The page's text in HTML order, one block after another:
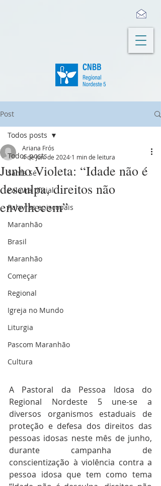
Post
Todos posts
Santa Sé
Palavra oficial
Palavras episcopais
Maranhão
Brasil
Maranhão
Começar
Regional
Igreja no Mundo
Liturgia
Pascom Maranhão
Cultura
Todos posts
Junho Violeta: “Idade não é
desculpa, direitos não
envelhecem”
Ariana Frós
4 de jun. de 2024 1 min de leitura
A Pastoral da Pessoa Idosa do
Regional Nordeste 5 une-se a
diversos organismos estaduais de
proteção e defesa dos direitos das
pessoas idosas neste mês de junho,
durante campanha de
conscientização à violência contra a
pessoa idosa que tem como tema